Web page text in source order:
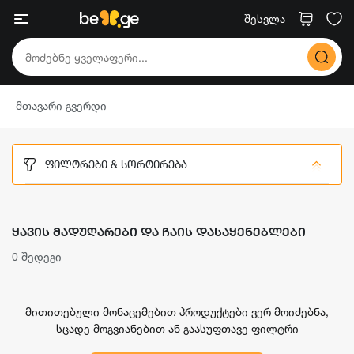
შესვლა
მთავარი გვერდი
ᲤᲘᲚᲢᲠᲔᲑᲘ & ᲡᲝᲠᲢᲘᲠᲔᲑᲐ
ᲧᲐᲕᲘᲡ ᲛᲐᲓᲣᲦᲐᲠᲔᲑᲘ ᲓᲐ ᲩᲐᲘᲡ ᲓᲐᲡᲐᲧᲔᲜᲔᲑᲚᲔᲑᲘ
0 შედეგი
მითითებული მონაცემებით პროდუქტები ვერ მოიძებნა,
სცადე მოგვიანებით ან გაასუფთავე ფილტრი